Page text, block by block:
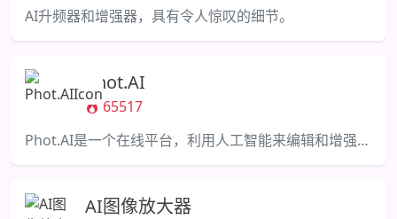
AI升频器和增强器，具有令人惊叹的细节。
Phot.AI
65517
Phot.AI是一个在线平台，利用人工智能来编辑和增强照片，提供先进的功能和工具。
AI图像放大器